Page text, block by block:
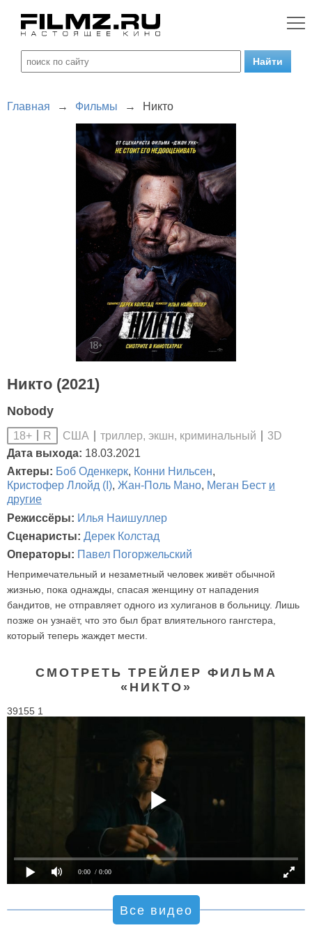
Главная → Фильмы → Никто
Никто (2021)
Nobody
18+ R США триллер, экшн, криминальный
3D
Дата выхода: 18.03.2021
Актеры: Боб Оденкерк, Конни Нильсен,
Кристофер Ллойд (I), Жан-Поль Мано, Меган Бест и
другие
Режиссёры: Илья Наишуллер
Сценаристы: Дерек Колстад
Операторы: Павел Погоржельский
Непримечательный и незаметный человек живёт обычной
жизнью, пока однажды, спасая женщину от нападения
бандитов, не отправляет одного из хулиганов в больницу. Лишь
позже он узнаёт, что это был брат влиятельного гангстера,
который теперь жаждет мести.
СМОТРЕТЬ ТРЕЙЛЕР ФИЛЬМА
«НИКТО»
39155 1
0:00 / 0:00
Все видео